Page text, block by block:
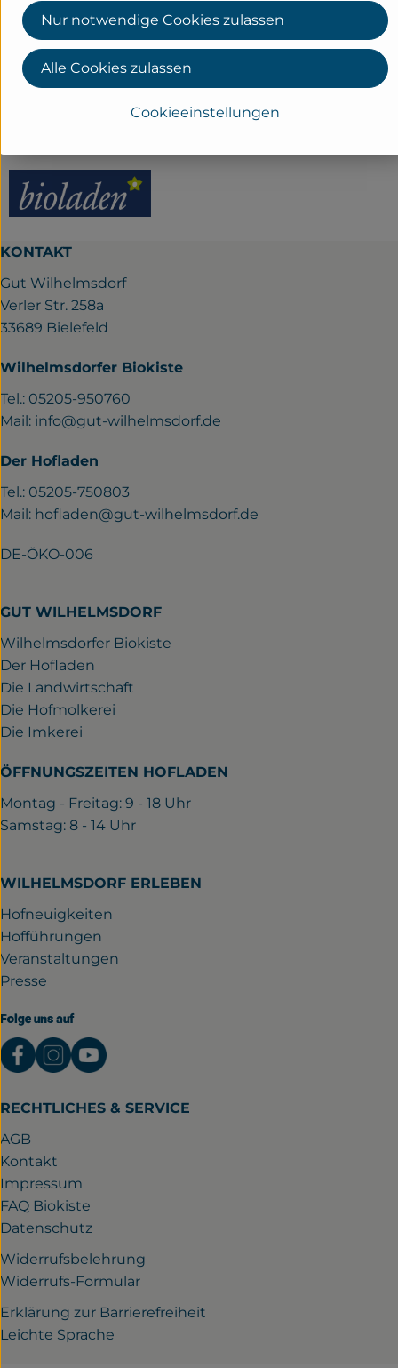
Herkunft
Hersteller: bioladen
KONTAKT
Gut Wilhelmsdorf
Verler Str. 258a
33689 Bielefeld
Wilhelmsdorfer Biokiste
Tel.: 05205-950760
Mail: info@gut-wilhelmsdorf.de
Der Hofladen
Tel.: 05205-750803
Mail: hofladen@gut-wilhelmsdorf.de
DE-ÖKO-006
GUT WILHELMSDORF
Wilhelmsdorfer Biokiste
Der Hofladen
Die Landwirtschaft
Die Hofmolkerei
Die Imkerei
ÖFFNUNGSZEITEN HOFLADEN
Montag - Freitag: 9 - 18 Uhr
Samstag: 8 - 14 Uhr
WILHELMSDORF ERLEBEN
Hofneuigkeiten
Hofführungen
Veranstaltungen
Presse
Folge uns auf
Externer Link zu https://www.facebook.com/
Externer Link zu https://
Externer Link zu https://
RECHTLICHES & SERVICE
AGB
Kontakt
Impressum
FAQ Biokiste
Datenschutz
Widerrufsbelehrung
Widerrufs-Formular
Erklärung zur Barrierefreiheit
Leichte Sprache
Cookieeinstellungen
Nur notwendige Cookies zulassen
Alle Cookies zulassen